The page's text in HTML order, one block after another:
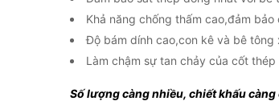
Khả năng chống thấm cao,đảm
Độ bám dính cao,con kê và bê
Làm chậm sự tan chảy của cốt
Số lượng càng nhiều, chiết khấu càng